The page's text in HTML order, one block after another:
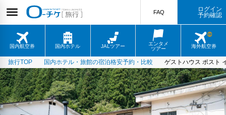
国内航空券 国内ホテル JALツアー
エンタメ
ツアー
海外航空券
FAQ
ログイン
予約確認
旅行TOP 国内ホテル・旅館の宿泊格安予約・比較 ゲストハウス ポスト